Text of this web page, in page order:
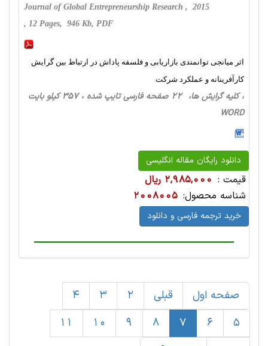
Journal of Global Entrepreneurship Research , 2015
, 12 Pages, 946 Kb, PDF
اثر میانجی توانمندی بازاریابی و فلسفه پاداش در ارتباط بین گرایش
کارآفرینانه و عملکرد شرکت
، کلیه گرایش ها، 22 صفحه فارسی تایپ شده ، 357 کیلو بایت
WORD
دانلود رایگان مقاله انگلیسی
قیمت : 2,985,000 ریال
شناسه محصول: 2008005
خرید ترجمه فارسی و دانلود
صفحه اول قبلی 2
3
4
5
6
7
8
9
10
11